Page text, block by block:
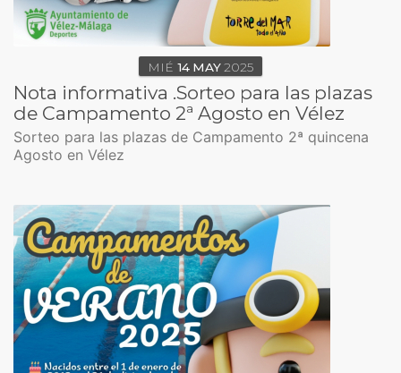
MIÉ 14 MAY2025
Nota informativa .Sorteo para las plazas
de Campamento 2ª Agosto en Vélez
Sorteo para las plazas de Campamento 2ª quincena
Agosto en Vélez